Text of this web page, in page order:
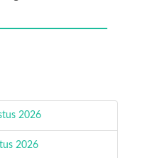
2026
2026